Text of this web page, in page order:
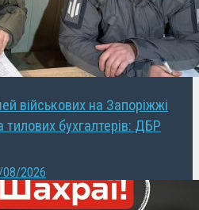
військових на Запоріжжі
бухгалтерів: ДБР
2026